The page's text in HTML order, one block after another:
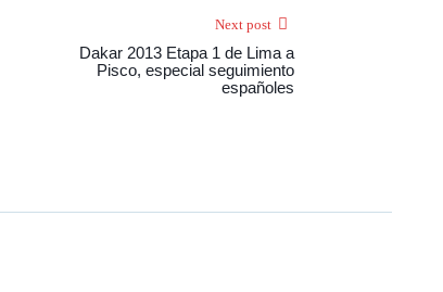
Next post
Dakar 2013 Etapa 1 de Lima a
Pisco, especial seguimiento
españoles